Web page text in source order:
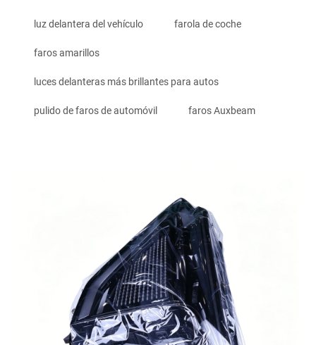
luz delantera del vehículo farola de coche
faros amarillos
luces delanteras más brillantes para autos
pulido de faros de automóvil faros Auxbeam